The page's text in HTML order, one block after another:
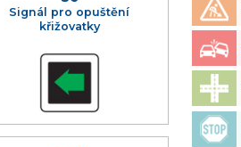
Signál pro opuštění
křižovatky